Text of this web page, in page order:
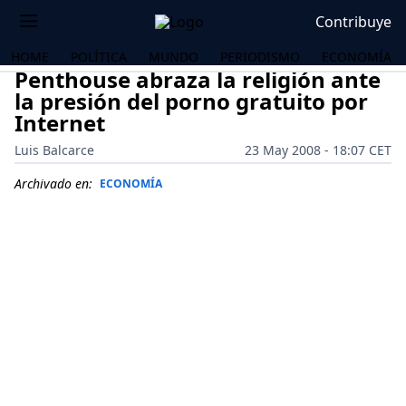
Contribuye
HOME POLÍTICA MUNDO PERIODISMO ECONOMÍA
Penthouse abraza la religión ante
la presión del porno gratuito por
Internet
Luis Balcarce
23 May 2008 - 18:07 CET
Archivado en: ECONOMÍA